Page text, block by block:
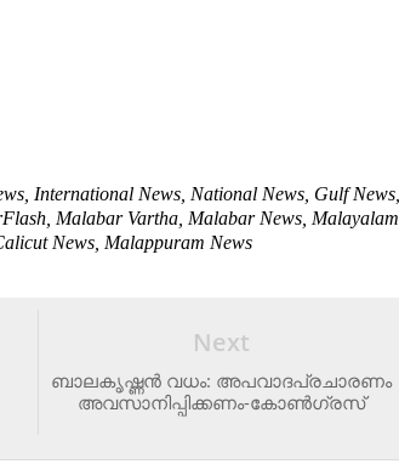
International News, National News, Gulf News,
Malabar Vartha, Malabar News, Malayalam
News, Malappuram News
Next
ബാലകൃഷ്ണന്‍ വധം: അപവാദപ്രചാരണം
അവസാനിപ്പിക്കണം-കോണ്‍ഗ്രസ്